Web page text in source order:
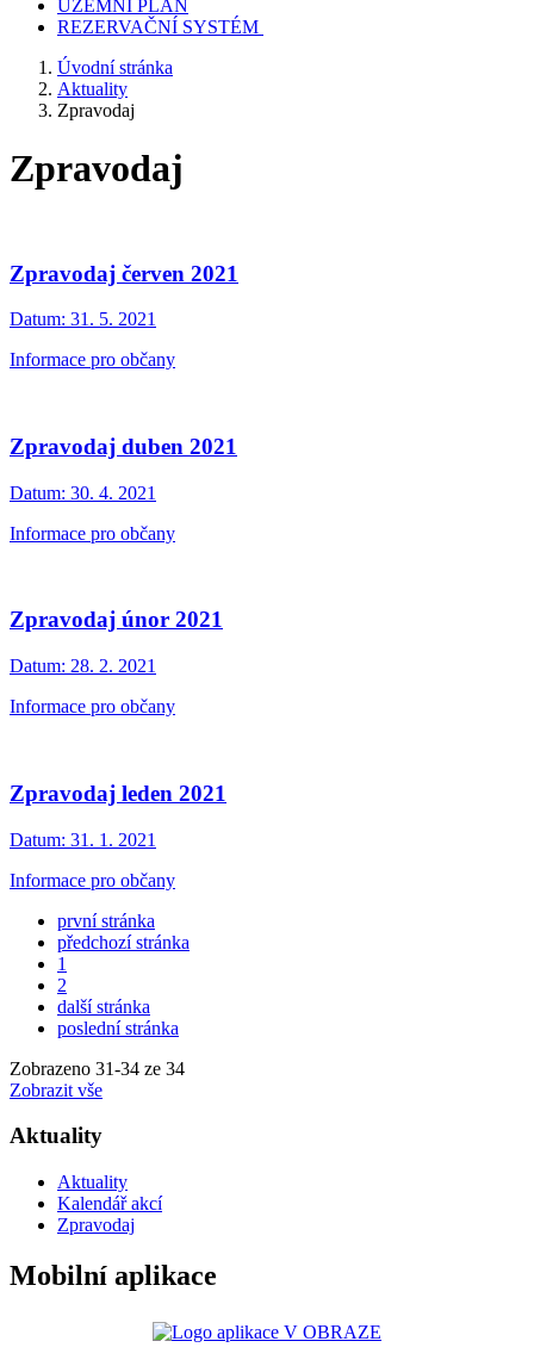
ÚZEMNÍ PLÁN
REZERVAČNÍ SYSTÉM
Úvodní stránka
Aktuality
Zpravodaj
Zpravodaj
Zpravodaj červen 2021
Datum: 31. 5. 2021
Informace pro občany
Zpravodaj duben 2021
Datum: 30. 4. 2021
Informace pro občany
Zpravodaj únor 2021
Datum: 28. 2. 2021
Informace pro občany
Zpravodaj leden 2021
Datum: 31. 1. 2021
Informace pro občany
první stránka
předchozí stránka
1
2
další stránka
poslední stránka
Zobrazeno 31-34 ze 34
Zobrazit vše
Aktuality
Aktuality
Kalendář akcí
Zpravodaj
Mobilní aplikace